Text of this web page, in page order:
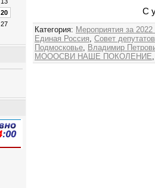
20
27
С
Категория: Мероприятия за 2022
Единая Россия Совет
Подмосковье Владимир
МОООСВИ НАШЕ ПОКОЛЕНИЕ